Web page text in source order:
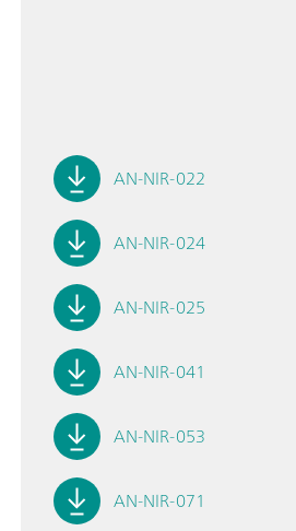
AN-NIR-022
AN-NIR-024
AN-NIR-025
AN-NIR-041
AN-NIR-053
AN-NIR-071